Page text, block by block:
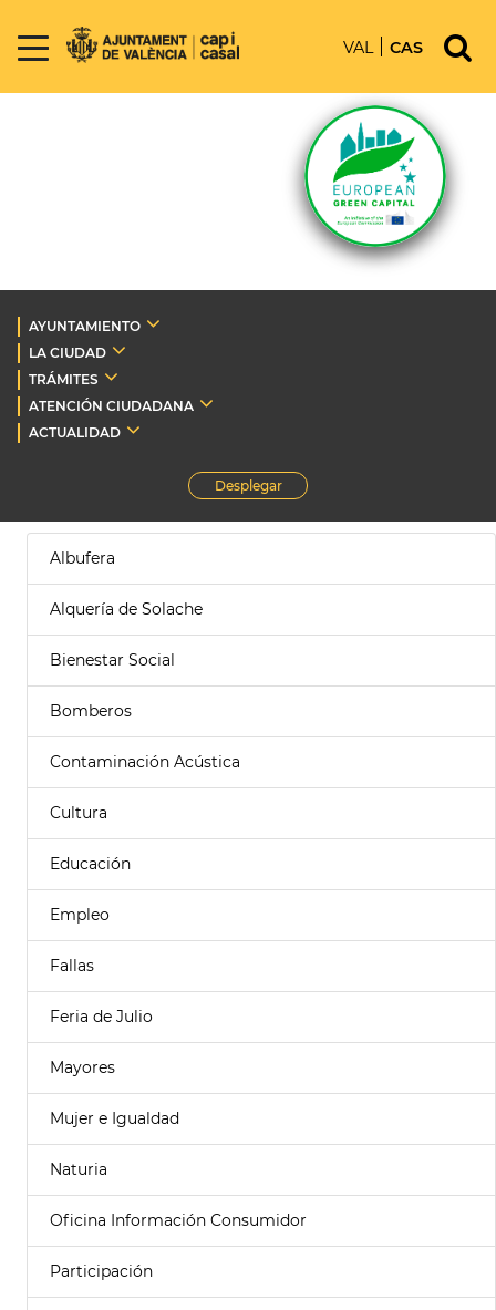
VAL CAS
AYUNTAMIENTO
LA CIUDAD
TRÁMITES
ATENCIÓN CIUDADANA
ACTUALIDAD
Desplegar
Albufera
Alquería de Solache
Bienestar Social
Bomberos
Contaminación Acústica
Cultura
Educación
Empleo
Fallas
Feria de Julio
Mayores
Mujer e Igualdad
Naturia
Oficina Información Consumidor
Participación